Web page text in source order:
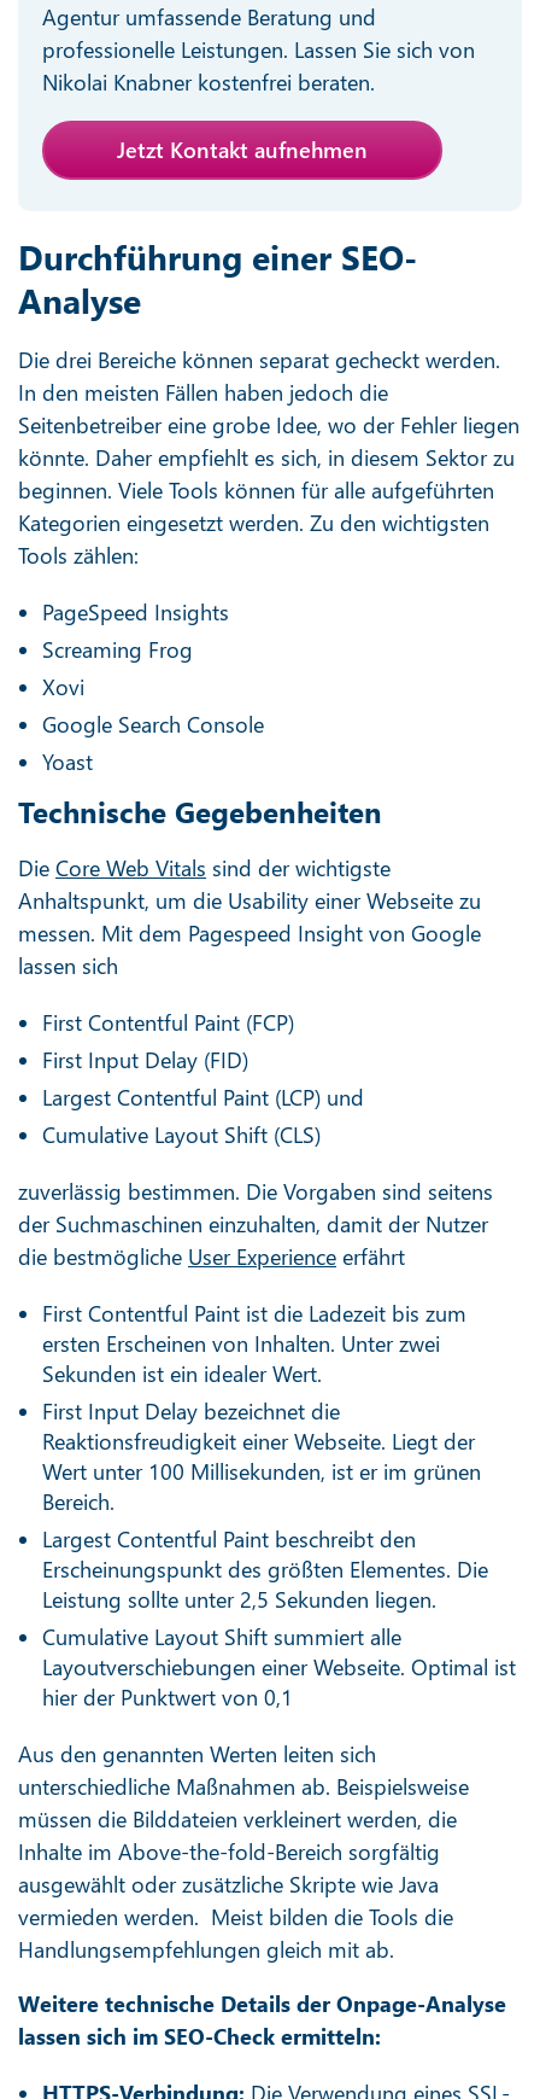
Agentur umfassende Beratung und
professionelle Leistungen. Lassen Sie sich von
Nikolai Knabner kostenfrei beraten.
Jetzt Kontakt aufnehmen
Durchführung einer SEO-
Analyse
Die drei Bereiche können separat gecheckt werden.
In den meisten Fällen haben jedoch die
Seitenbetreiber eine grobe Idee, wo der Fehler liegen
könnte. Daher empfiehlt es sich, in diesem Sektor zu
beginnen. Viele Tools können für alle aufgeführten
Kategorien eingesetzt werden. Zu den wichtigsten
Tools zählen:
PageSpeed Insights
Screaming Frog
Xovi
Google Search Console
Yoast
Technische Gegebenheiten
Die Core Web Vitals sind der wichtigste
Anhaltspunkt, um die Usability einer Webseite zu
messen. Mit dem Pagespeed Insight von Google
lassen sich
First Contentful Paint (FCP)
First Input Delay (FID)
Largest Contentful Paint (LCP) und
Cumulative Layout Shift (CLS)
zuverlässig bestimmen. Die Vorgaben sind seitens
der Suchmaschinen einzuhalten, damit der Nutzer
die bestmögliche User Experience erfährt
First Contentful Paint ist die Ladezeit bis zum
ersten Erscheinen von Inhalten. Unter zwei
Sekunden ist ein idealer Wert.
First Input Delay bezeichnet die
Reaktionsfreudigkeit einer Webseite. Liegt der
Wert unter 100 Millisekunden, ist er im grünen
Bereich.
Largest Contentful Paint beschreibt den
Erscheinungspunkt des größten Elementes. Die
Leistung sollte unter 2,5 Sekunden liegen.
Cumulative Layout Shift summiert alle
Layoutverschiebungen einer Webseite. Optimal ist
hier der Punktwert von 0,1
Aus den genannten Werten leiten sich
unterschiedliche Maßnahmen ab. Beispielsweise
müssen die Bilddateien verkleinert werden, die
Inhalte im Above-the-fold-Bereich sorgfältig
ausgewählt oder zusätzliche Skripte wie Java
vermieden werden. Meist bilden die Tools die
Handlungsempfehlungen gleich mit ab.
Weitere technische Details der Onpage-Analyse
lassen sich im SEO-Check ermitteln:
HTTPS-Verbindung: Die Verwendung eines SSL-